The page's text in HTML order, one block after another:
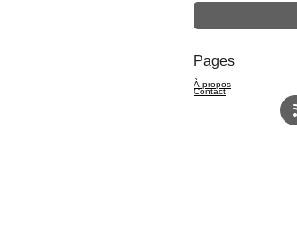
Pages
À propos
Contact